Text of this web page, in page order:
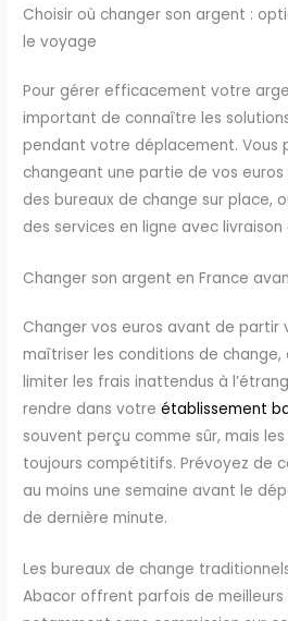
Choisir où changer son argent :
le voyage
Pour gérer efficacement votre
important de connaître les
pendant votre déplacement. Vous
changeant une partie de vos euros
des bureaux de change sur place,
des services en ligne avec livraison
Changer son argent en France
Changer vos euros avant de partir
maîtriser les conditions de
limiter les frais inattendus à
rendre dans votreétablissement
souvent perçu comme sûr, mais
toujours compétitifs. Prévoyez de
au moins une semaine avant le
de dernière minute.
Les bureaux de change
Abacor offrent parfois de meilleurs